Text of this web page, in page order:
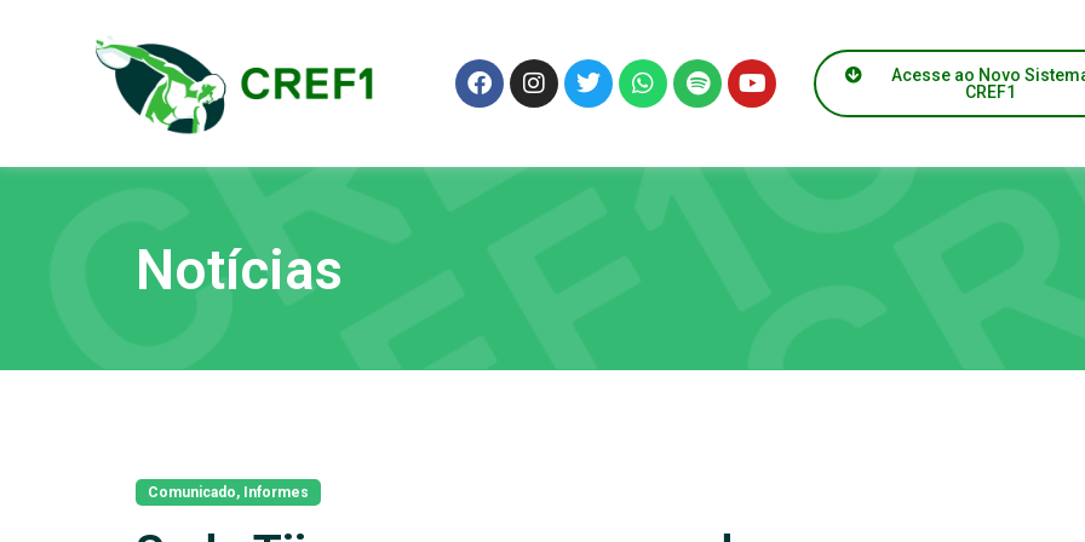
Acesse ao Novo
CREF1
Notícias
Comunicado, Informes